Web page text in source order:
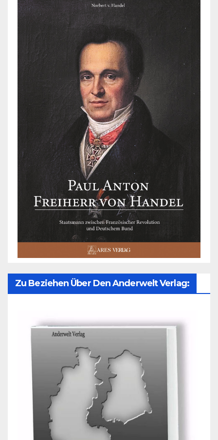
Zu Beziehen Über Den Anderwelt Verlag: